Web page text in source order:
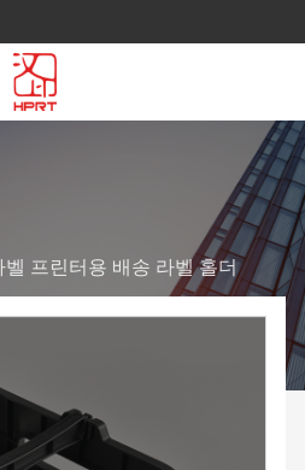
벨 프린터용 배송 라벨 홀더